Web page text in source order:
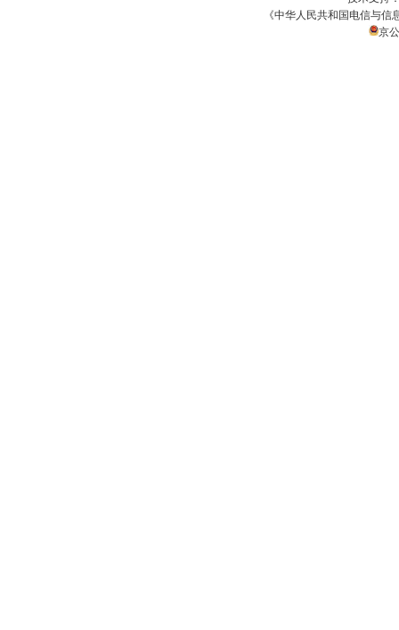
《中华人民共和国电信与
京